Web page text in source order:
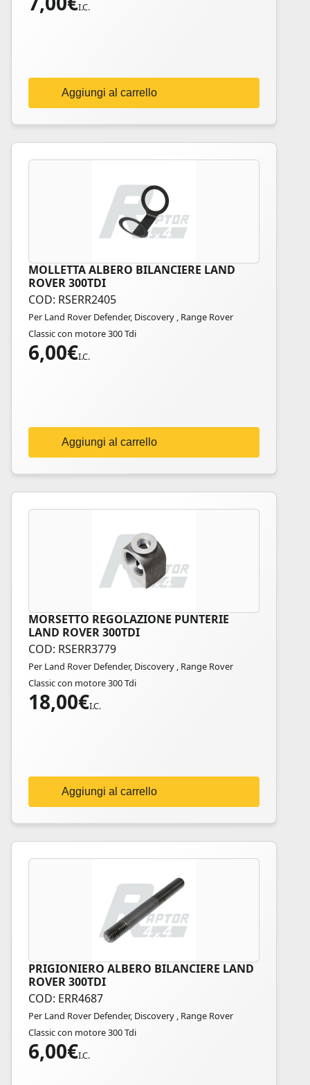
I.C.
Aggiungi al carrello
MOLLETTA ALBERO BILANCIERE LAND
ROVER 300TDI
COD: RSERR2405
Per Land Rover Defender, Discovery , Range Rover
Classic con motore 300 Tdi
6,00€I.C.
Aggiungi al carrello
MORSETTO REGOLAZIONE PUNTERIE
LAND ROVER 300TDI
COD: RSERR3779
Per Land Rover Defender, Discovery , Range Rover
Classic con motore 300 Tdi
18,00€I.C.
Aggiungi al carrello
PRIGIONIERO ALBERO BILANCIERE LAND
ROVER 300TDI
COD: ERR4687
Per Land Rover Defender, Discovery , Range Rover
Classic con motore 300 Tdi
6,00€I.C.